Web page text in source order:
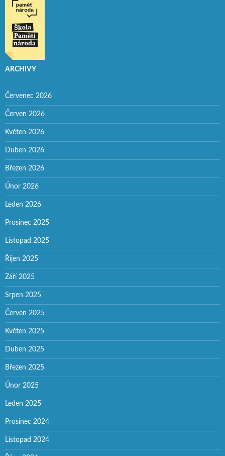
ARCHIVY
Červenec 2026
Červen 2026
Květen 2026
Duben 2026
Březen 2026
Únor 2026
Leden 2026
Prosinec 2025
Listopad 2025
Říjen 2025
Září 2025
Srpen 2025
Červen 2025
Květen 2025
Duben 2025
Březen 2025
Únor 2025
Leden 2025
Prosinec 2024
Listopad 2024